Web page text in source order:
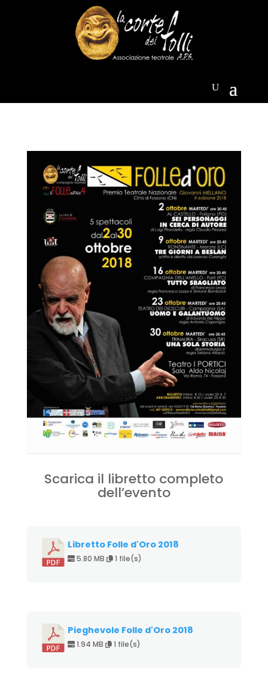
Scarica il libretto completo
dell’evento
Libretto Folle d'Oro 2018
5.80 MB 1 file(s)
Pieghevole Folle d'Oro 2018
1.94 MB 1 file(s)